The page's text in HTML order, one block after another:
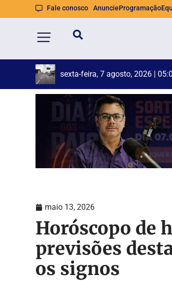
Fale conosco AnuncieProgramação
sexta-feira, 7 agosto, 2026 |
maio 13, 2026
Horóscopo de
previsões
os signos